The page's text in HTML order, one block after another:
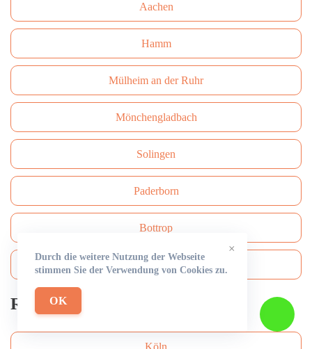
Aachen
Hamm
Mülheim an der Ruhr
Mönchengladbach
Solingen
Paderborn
Bottrop
Bergisch Gladbach
Rohrreinigung
Köln
×
Durch die weitere Nutzung der Webseite
stimmen Sie der Verwendung von Cookies zu.
OK